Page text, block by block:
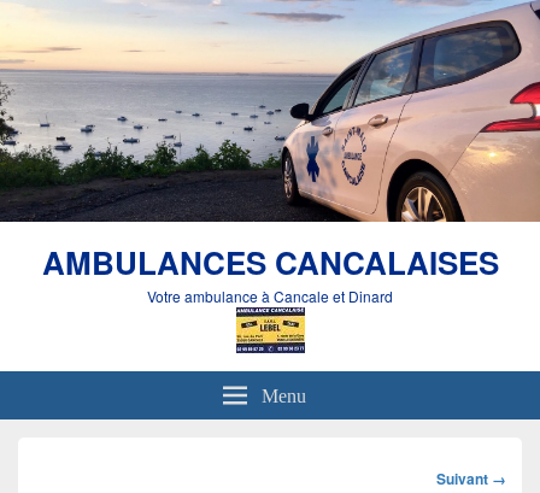
AMBULANCES CANCALAISES
Votre ambulance à Cancale et Dinard
Menu
Navigation
Suivant →